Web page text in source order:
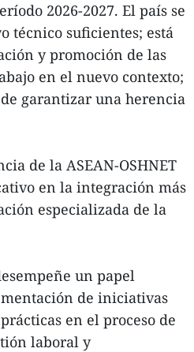
2026-2027. El país se
técnico suficientes; está
y promoción de las
en el nuevo contexto;
garantizar una herencia
de la ASEAN-OSHNET
en la integración más
especializada de la
un papel
de iniciativas
en el proceso de
laboral y